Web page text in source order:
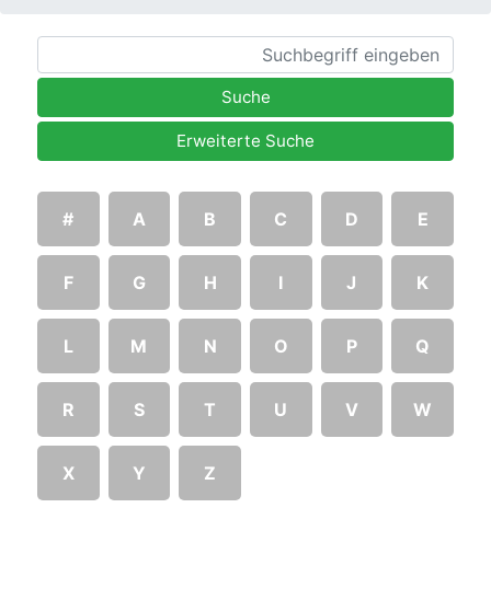
Suche
Erweiterte Suche
# A B C D E
F G H I J K
L M N O P Q
R S T U V W
X Y Z